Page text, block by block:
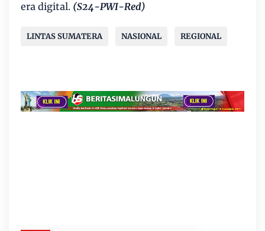
era digital. (S24-PWI-Red)
LINTAS SUMATERA NASIONAL REGIONAL